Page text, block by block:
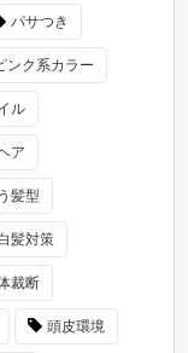
パサつき
ンク系カラー
ル
ア
髪型
髪対策
裁断
頭皮環境